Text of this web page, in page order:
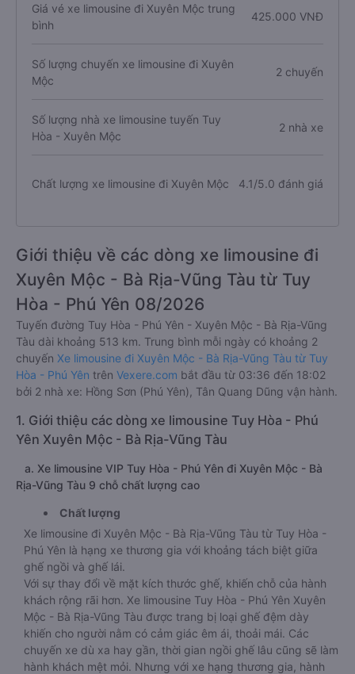
Giá vé xe limousine đi Xuyên Mộc trung
bình
425.000 VNĐ
Số lượng chuyến xe limousine đi Xuyên
Mộc
2 chuyến
Số lượng nhà xe limousine tuyến Tuy
Hòa - Xuyên Mộc
2 nhà xe
Chất lượng xe limousine đi Xuyên Mộc 4.1/5.0 đánh giá
Giới thiệu về các dòng xe limousine đi
Xuyên Mộc - Bà Rịa-Vũng Tàu từ Tuy
Hòa - Phú Yên 08/2026
Tuyến đường Tuy Hòa - Phú Yên - Xuyên Mộc - Bà Rịa-Vũng
Tàu dài khoảng 513 km. Trung bình mỗi ngày có khoảng 2
chuyến Xe limousine đi Xuyên Mộc - Bà Rịa-Vũng Tàu từ Tuy
Hòa - Phú Yên trên Vexere.com bắt đầu từ 03:36 đến 18:02
bởi 2 nhà xe: Hồng Sơn (Phú Yên), Tân Quang Dũng vận hành.
1. Giới thiệu các dòng xe limousine Tuy Hòa - Phú
Yên Xuyên Mộc - Bà Rịa-Vũng Tàu
a. Xe limousine VIP Tuy Hòa - Phú Yên đi Xuyên Mộc - Bà
Rịa-Vũng Tàu 9 chỗ chất lượng cao
Chất lượng
Xe limousine đi Xuyên Mộc - Bà Rịa-Vũng Tàu từ Tuy Hòa -
Phú Yên là hạng xe thương gia với khoảng tách biệt giữa
ghế ngồi và ghế lái.
Với sự thay đổi về mặt kích thước ghế, khiến chỗ của hành
khách rộng rãi hơn. Xe limousine Tuy Hòa - Phú Yên Xuyên
Mộc - Bà Rịa-Vũng Tàu được trang bị loại ghế đệm dày
khiến cho người nằm có cảm giác êm ái, thoải mái. Các
chuyến xe dù xa hay gần, thời gian ngồi ghế lâu cũng sẽ làm
hành khách mệt mỏi. Nhưng với xe hạng thương gia, hành